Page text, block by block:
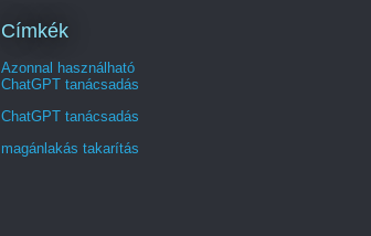
Címkék
Azonnal használható
ChatGPT tanácsadás
ChatGPT tanácsadás
magánlakás takarítás